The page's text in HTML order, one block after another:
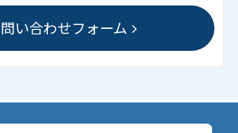
い合わせフォーム